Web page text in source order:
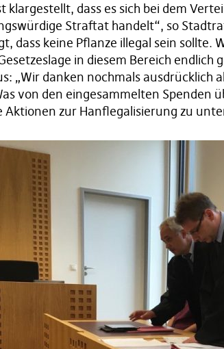
klargestellt, dass es sich bei dem
Straftat handelt“, so
dass keine Pflanze illegal sein sollte.
in diesem Bereich
„Wir danken nochmals ausdrücklich
von den eingesammelten Spenden
Aktionen zur Hanflegalisierung zu